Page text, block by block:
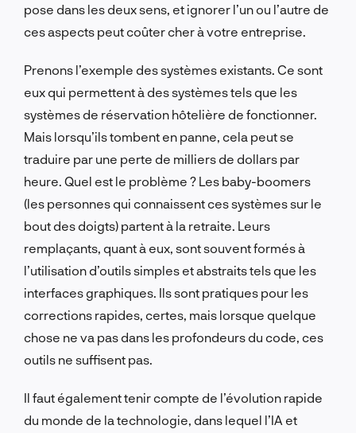
pose dans les deux sens, et ignorer l’un ou l’autre de
ces aspects peut coûter cher à votre entreprise.
Prenons l’exemple des systèmes existants. Ce sont
eux qui permettent à des systèmes tels que les
systèmes de réservation hôtelière de fonctionner.
Mais lorsqu’ils tombent en panne, cela peut se
traduire par une perte de milliers de dollars par
heure. Quel est le problème ? Les baby-boomers
(les personnes qui connaissent ces systèmes sur le
bout des doigts) partent à la retraite. Leurs
remplaçants, quant à eux, sont souvent formés à
l’utilisation d’outils simples et abstraits tels que les
interfaces graphiques. Ils sont pratiques pour les
corrections rapides, certes, mais lorsque quelque
chose ne va pas dans les profondeurs du code, ces
outils ne suffisent pas.
Il faut également tenir compte de l’évolution rapide
du monde de la technologie, dans lequel l’IA et